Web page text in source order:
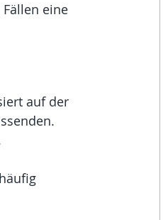
eine
auf der